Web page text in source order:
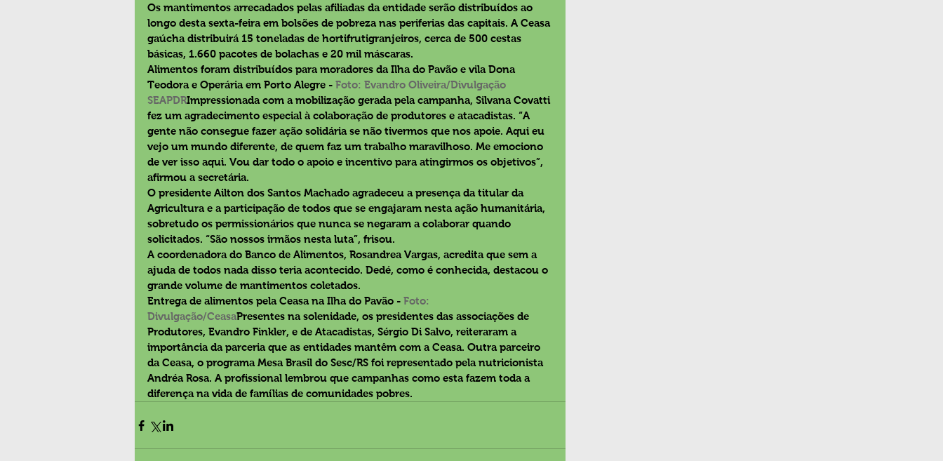
Os mantimentos arrecadados pelas afiliadas da entidade serão distribuídos ao
longo desta sexta-feira em bolsões de pobreza nas periferias das capitais. A Ceasa
gaúcha distribuirá 15 toneladas de hortifrutigranjeiros, cerca de 500 cestas
básicas, 1.660 pacotes de bolachas e 20 mil máscaras.
Alimentos foram distribuídos para moradores da Ilha do Pavão e vila Dona
Teodora e Operária em Porto Alegre - Foto: Evandro Oliveira/Divulgação
SEAPDRImpressionada com a mobilização gerada pela campanha, Silvana Covatti
fez um agradecimento especial à colaboração de produtores e atacadistas. “A
gente não consegue fazer ação solidária se não tivermos que nos apoie. Aqui eu
vejo um mundo diferente, de quem faz um trabalho maravilhoso. Me emociono
de ver isso aqui. Vou dar todo o apoio e incentivo para atingirmos os objetivos”,
afirmou a secretária.
O presidente Ailton dos Santos Machado agradeceu a presença da titular da
Agricultura e a participação de todos que se engajaram nesta ação humanitária,
sobretudo os permissionários que nunca se negaram a colaborar quando
solicitados. “São nossos irmãos nesta luta”, frisou.
A coordenadora do Banco de Alimentos, Rosandrea Vargas, acredita que sem a
ajuda de todos nada disso teria acontecido. Dedé, como é conhecida, destacou o
grande volume de mantimentos coletados.
Entrega de alimentos pela Ceasa na Ilha do Pavão - Foto:
Divulgação/CeasaPresentes na solenidade, os presidentes das associações de
Produtores, Evandro Finkler, e de Atacadistas, Sérgio Di Salvo, reiteraram a
importância da parceria que as entidades mantêm com a Ceasa. Outra parceiro
da Ceasa, o programa Mesa Brasil do Sesc/RS foi representado pela nutricionista
Andréa Rosa. A profissional lembrou que campanhas como esta fazem toda a
diferença na vida de famílias de comunidades pobres.